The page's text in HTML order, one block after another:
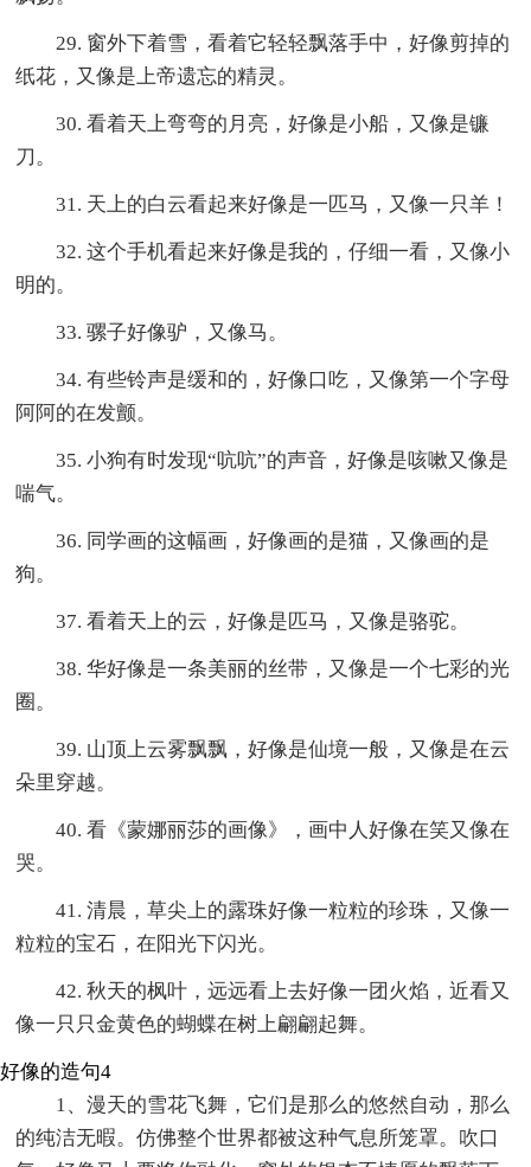
29. 窗外下着雪，看着它轻轻飘落手中，好像剪掉的
纸花，又像是上帝遗忘的精灵。
30. 看着天上弯弯的月亮，好像是小船，又像是镰
刀。
31. 天上的白云看起来好像是一匹马，又像一只羊！
32. 这个手机看起来好像是我的，仔细一看，又像小
明的。
33. 骡子好像驴，又像马。
34. 有些铃声是缓和的，好像口吃，又像第一个字母
阿阿的在发颤。
35. 小狗有时发现“吭吭”的声音，好像是咳嗽又像是
喘气。
36. 同学画的这幅画，好像画的是猫，又像画的是
狗。
37. 看着天上的云，好像是匹马，又像是骆驼。
38. 华好像是一条美丽的丝带，又像是一个七彩的光
圈。
39. 山顶上云雾飘飘，好像是仙境一般，又像是在云
朵里穿越。
40. 看《蒙娜丽莎的画像》，画中人好像在笑又像在
哭。
41. 清晨，草尖上的露珠好像一粒粒的珍珠，又像一
粒粒的宝石，在阳光下闪光。
42. 秋天的枫叶，远远看上去好像一团火焰，近看又
像一只只金黄色的蝴蝶在树上翩翩起舞。
好像的造句4
1、漫天的雪花飞舞，它们是那么的悠然自动，那么
的纯洁无暇。仿佛整个世界都被这种气息所笼罩。吹口